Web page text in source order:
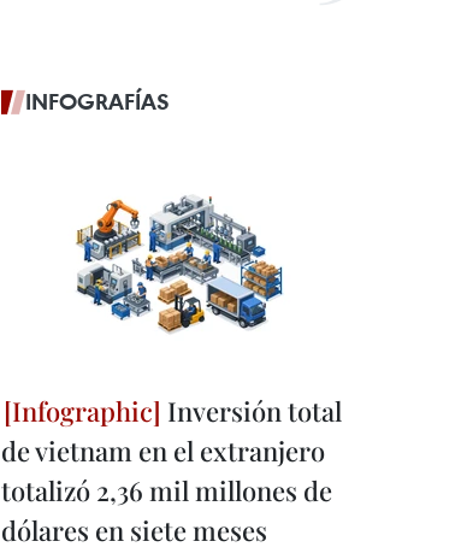
INFOGRAFÍAS
Inversión total
de vietnam en el extranjero
totalizó 2,36 mil millones de
dólares en siete meses